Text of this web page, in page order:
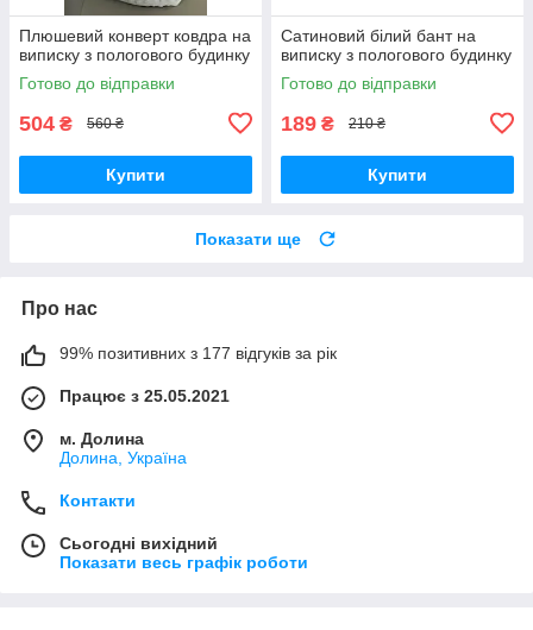
Плюшевий конверт ковдра на
виписку з пологового будинку
Готово до відправки
504 ₴ 560 ₴
Купити
Сатиновий білий бант на
виписку з пологового будинку
Готово до відправки
189 ₴ 210 ₴
Купити
Показати ще
Про нас
99% позитивних з 177 відгуків за рік
Працює з 25.05.2021
м. Долина
Долина, Україна
Контакти
Сьогодні вихідний
Показати весь графік роботи